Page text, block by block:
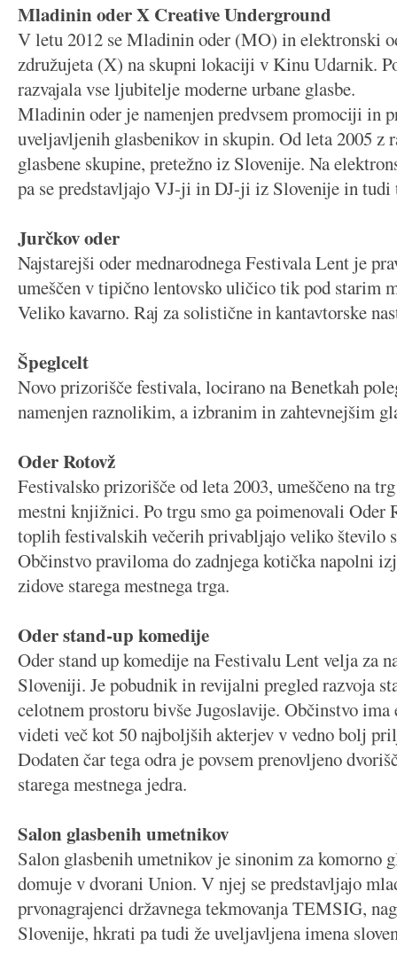
Mladinin oder X Creative Underground
V letu 2012 se Mladinin oder (MO) in elektronski
združujeta (X) na skupni lokaciji v Kinu Udarnik.
razvajala vse ljubitelje moderne urbane glasbe.
Mladinin oder je namenjen predvsem promociji in
uveljavljenih glasbenikov in skupin. Od leta 2005 z
glasbene skupine, pretežno iz Slovenije. Na
pa se predstavljajo VJ-ji in DJ-ji iz Slovenije in tudi
Jurčkov oder
Najstarejši oder mednarodnega Festivala Lent je
umeščen v tipično lentovsko uličico tik pod starim
Veliko kavarno. Raj za solistične in kantavtorske
Špeglcelt
Novo prizorišče festivala, locirano na Benetkah
namenjen raznolikim, a izbranim in zahtevnejšim
Oder Rotovž
Festivalsko prizorišče od leta 2003, umeščeno na
mestni knjižnici. Po trgu smo ga poimenovali Oder
toplih festivalskih večerih privabljajo veliko število
Občinstvo praviloma do zadnjega kotička napolni
zidove starega mestnega trga.
Oder stand-up komedije
Oder stand up komedije na Festivalu Lent velja za
Sloveniji. Je pobudnik in revijalni pregled razvoja
celotnem prostoru bivše Jugoslavije. Občinstvo
videti več kot 50 najboljših akterjev v vedno bolj
Dodaten čar tega odra je povsem prenovljeno
starega mestnega jedra.
Salon glasbenih umetnikov
Salon glasbenih umetnikov je sinonim za komorno
domuje v dvorani Union. V njej se predstavljajo
prvonagrajenci državnega tekmovanja TEMSIG,
Slovenije, hkrati pa tudi že uveljavljena imena